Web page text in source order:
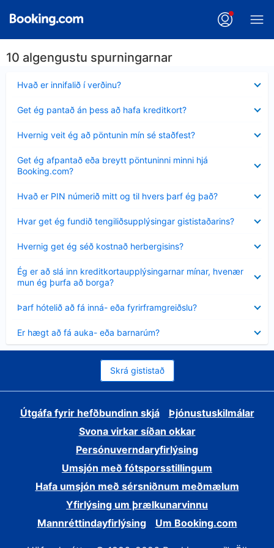
10 algengustu spurningarnar
Hvað er innifalið í verðinu?
sýnt
Get ég pantað án þess að hafa kreditkort?
sýnt
Hvernig veit ég að pöntunin mín sé staðfest?
sýnt
Get ég afpantað eða breytt pöntuninni minni hjá
Booking.com?
sýnt
Hvað er PIN númerið mitt og til hvers þarf ég það?
sýnt
Hvar get ég fundið tengiliðsupplýsingar gististaðarins?
sýnt
Hvernig get ég séð kostnað herbergisins?
sýnt
Ég er að slá inn kreditkortaupplýsingarnar mínar, hvenær
mun ég þurfa að borga?
Minna
sýnt
Þarf hótelið að fá inná- eða fyrirframgreiðslu?
sýnt
Er hægt að fá auka- eða barnarúm?
sýnt
Skrá gististað
Útgáfa fyrir hefðbundinn skjá
Þjónustuskilmálar
Svona virkar síðan okkar
Persónuverndaryfirlýsing
Umsjón með fótsporsstillingum
Hafa umsjón með sérsniðnum meðmælum
Yfirlýsing um þrælkunarvinnu
Mannréttindayfirlýsing
Um Booking.com